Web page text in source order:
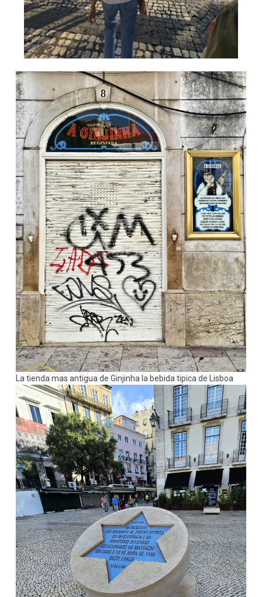
La tienda mas antigua de Ginjinha la bebida tipica de Lisboa